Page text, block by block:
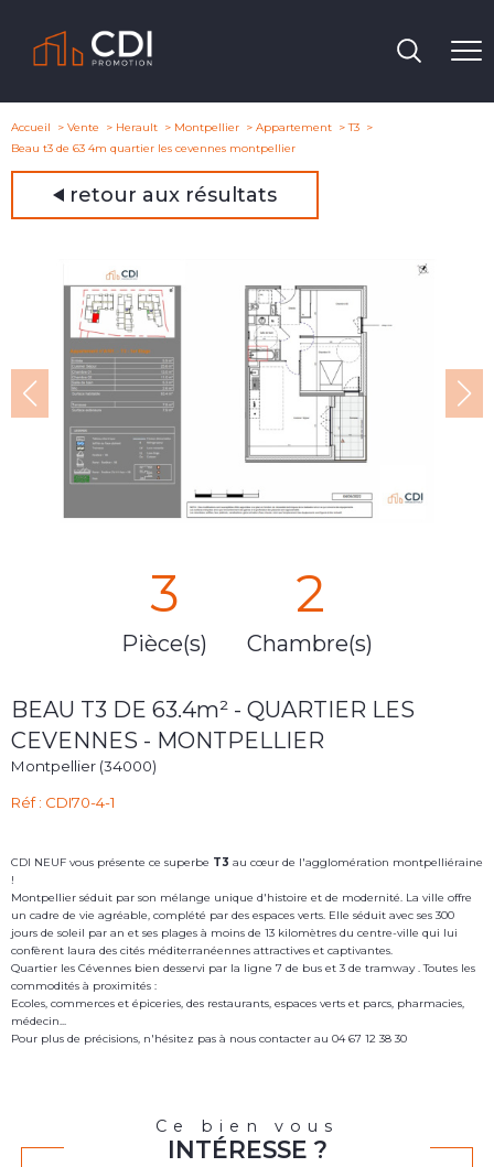
Accueil Vente Herault Montpellier Appartement
T3
Beau t3 de 63 4m quartier les cevennes montpellier
retour aux résultats
3
Pièce(s)
2
Chambre(s)
BEAU T3 DE 63.4m² - QUARTIER LES
CEVENNES - MONTPELLIER
Montpellier (34000)
Réf : CDI70-4-1
CDI NEUF vous présente ce superbe T3 au cœur de l'agglomération montpelliéraine
!
Montpellier séduit par son mélange unique d'histoire et de modernité. La ville offre
un cadre de vie agréable, complété par des espaces verts. Elle séduit avec ses 300
jours de soleil par an et ses plages à moins de 13 kilomètres du centre-ville qui lui
confèrent laura des cités méditerranéennes attractives et captivantes.
Quartier les Cévennes bien desservi par la ligne 7 de bus et 3 de tramway . Toutes les
commodités à proximités :
Ecoles, commerces et épiceries, des restaurants, espaces verts et parcs, pharmacies,
médecin...
Pour plus de précisions, n'hésitez pas à nous contacter au 04 67 12 38 30
Ce bien vous
INTÉRESSE ?